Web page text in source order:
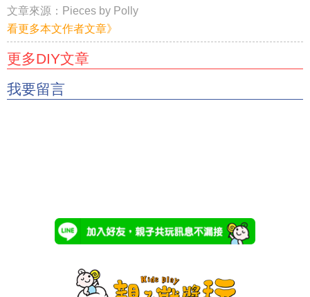
文章來源： Pieces by Polly
看更多本文作者文章》
更多DIY文章
我要留言